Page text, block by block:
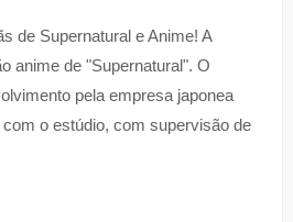
de Supernatural e Anime! A
anime de "Supernatural". O
pela empresa japonea
o estúdio, com supervisão de